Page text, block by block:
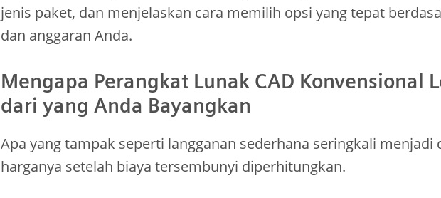
jenis paket, dan menjelaskan cara memilih opsi yang tepat
dan anggaran Anda.
Mengapa Perangkat Lunak CAD Konvensional
dari yang Anda Bayangkan
Apa yang tampak seperti langganan sederhana seringkali menjadi
harganya setelah biaya tersembunyi diperhitungkan.